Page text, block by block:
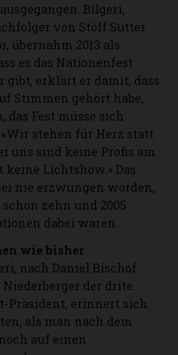
Bilgeri,
von Stöff Sutter
übernahm 2013 als
es das Nationenfest
gibt, erklärt er damit, dass
Stimmen gehört habe,
das Fest müsse sich
stehen für Herz statt
uns sind keine Profis am
keine Lichtshow.» Das
nie erzwungen worden,
zehn und 2005
dabei waren.
wie bisher
nach Daniel Bischof
Niederberger der drite
Präsident, erinnert sich
als man nach dem
auf einen